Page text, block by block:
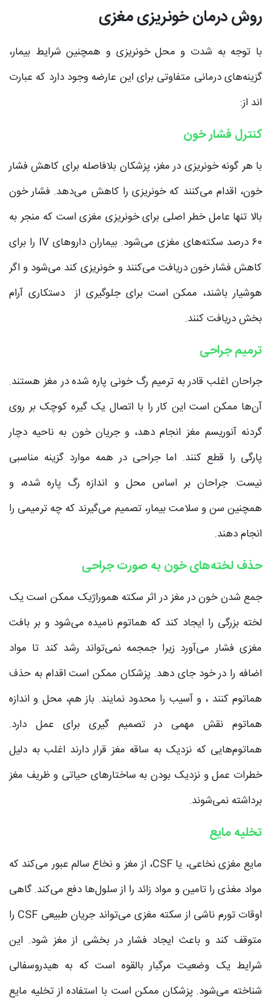
روش درمان خونریزی مغزی
با توجه به شدت و محل خونریزی و همچنین شرایط بیمار،
گزینه‌های درمانی متفاوتی برای این عارضه وجود دارد که عبارت
اند از:
کنترل فشار خون
با هر گونه خونریزی در مغز، پزشکان بلافاصله برای کاهش فشار
خون، اقدام می‌کنند که خونریزی را کاهش می‌دهد. فشار خون
بالا تنها عامل خطر اصلی برای خونریزی مغزی است که منجر به
۶۰ درصد سکته‌های مغزی می‌شود. بیماران داروهای IV را برای
کاهش فشار خون دریافت می‌کنند و خونریزی کند می‌شود و اگر
هوشیار باشند، ممکن است برای جلوگیری از دستکاری آرام
بخش دریافت کنند.
ترمیم جراحی
جراحان اغلب قادر به ترمیم رگ خونی پاره شده در مغز هستند.
آن‌ها ممکن است این کار را با اتصال یک گیره کوچک بر روی
گردنه آنوریسم مغز انجام دهد، و جریان خون به ناحیه دچار
پارگی را قطع کنند. اما جراحی در همه موارد گزینه مناسبی
نیست. جراحان بر اساس محل و اندازه رگ پاره شده، و
همچنین سن و سلامت بیمار، تصمیم می‌گیرند که چه ترمیمی را
انجام دهند.
حذف لخته‌های خون به صورت جراحی
جمع شدن خون در مغز در اثر سکته هموراژیک ممکن است یک
لخته بزرگی را ایجاد کند که هماتوم نامیده می‌شود و بر بافت
مغزی فشار می‌آورد زیرا جمجمه نمی‌تواند رشد کند تا مواد
اضافه را در خود جای دهد. پزشکان ممکن است اقدام به حذف
هماتوم کنند ، و آسیب را محدود نمایند. باز هم، محل و اندازه
هماتوم نقش مهمی در تصمیم گیری برای عمل دارد.
هماتوم‌هایی که نزدیک به ساقه مغز قرار دارند اغلب به دلیل
خطرات عمل و نزدیک بودن به ساختارهای حیاتی و ظریف مغز
برداشته نمی‌شوند.
تخلیه مایع
مایع مغزی نخاعی، یا CSF، از مغز و نخاع سالم عبور می‌کند که
مواد مغذی را تامین و مواد زائد را از سلول‌ها دفع می‌کند. گاهی
اوقات تورم ناشی از سکته مغزی می‌تواند جریان طبیعی CSF را
متوقف کند و باعث ایجاد فشار در بخشی از مغز شود. این
شرایط یک وضعیت مرگبار بالقوه است که به هیدروسفالی
شناخته می‌شود. پزشکان ممکن است با استفاده از تخلیه مایع